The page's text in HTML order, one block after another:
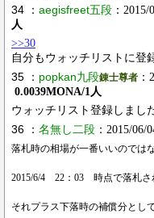
34 ： aegisfreet五段 ：
人
>>30
自分もウォッチリストに登
35 ： popkan九段錬士尊者
0.0039MONA/1人
ウォッチリスト登録しまし
36 ： 名無し二段 ：2015/06/
落札時の相場が一番いいのでは
2015/6/4 22：03 時点で落札さ
それプラス下落時の補償分とし